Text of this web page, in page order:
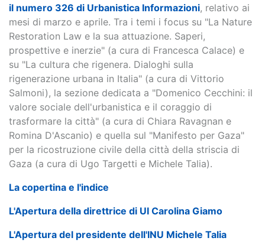
il numero 326 di Urbanistica Informazioni, relativo ai
mesi di marzo e aprile. Tra i temi i focus su "La Nature
Restoration Law e la sua attuazione. Saperi,
prospettive e inerzie" (a cura di Francesca Calace) e
su "La cultura che rigenera. Dialoghi sulla
rigenerazione urbana in Italia" (a cura di Vittorio
Salmoni), la sezione dedicata a "Domenico Cecchini: il
valore sociale dell'urbanistica e il coraggio di
trasformare la città" (a cura di Chiara Ravagnan e
Romina D'Ascanio) e quella sul "Manifesto per Gaza"
per la ricostruzione civile della città della striscia di
Gaza (a cura di Ugo Targetti e Michele Talia).
La copertina e l'indice
L'Apertura della direttrice di UI Carolina Giamo
L'Apertura del presidente dell'INU Michele Talia